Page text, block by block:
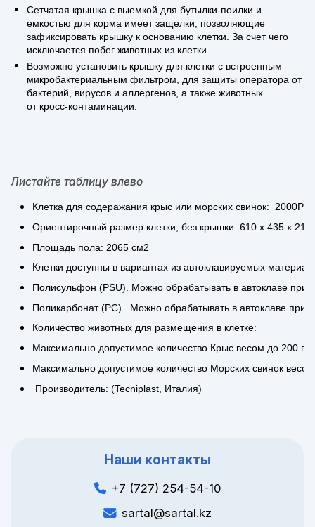
Сетчатая крышка с выемкой для бутылки-поилки и
емкостью для корма имеет защелки, позволяющие
зафиксировать крышку к основанию клетки. За счет чего
исключается побег животных из клетки.
Возможно установить крышку для клетки с встроенным
микробактериальным фильтром, для защиты оператора от
бактерий, вирусов и аллергенов, а также животных
от кросс-контаминации.
Листайте таблицу влево
Клетка для содеражания крыс или морских свинок: 2000P
Ориентирочный размер клетки, без крышки: 610 х 435 х
Площадь пола: 2065 см2
Клетки доступны в вариантах из автоклавируемых
Полисульфон (PSU). Можно обрабатывать в автоклаве при
Поликарбонат (РС). Можно обрабатывать в автоклаве при
Количество животных для размещения в клетке:
Максимально допустимое количество Крыс весом до 200
Максимально допустимое количество Морских свинок
Производитель: (Tecniplast, Италия)
Наши контакты
+7 (727) 254-54-10
sartal@sartal.kz